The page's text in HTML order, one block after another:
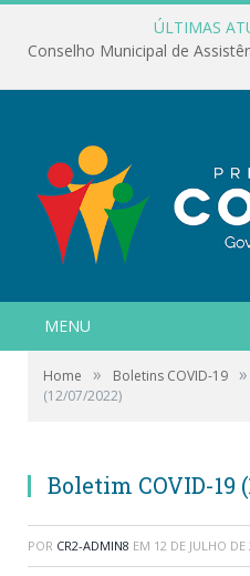
ÚLTIMAS
MENU
Home » Boletins COVID-19 »
(12/07/2022)
Boletim COVID-19
POR CR2-ADMIN8 EM 12 DE JULHO DE